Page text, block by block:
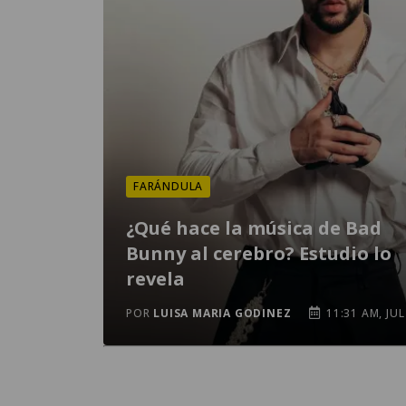
FARÁNDULA
¿Qué hace la música de Bad
Bunny al cerebro? Estudio lo
revela
POR LUISA MARIA GODINEZ 11:31 AM,